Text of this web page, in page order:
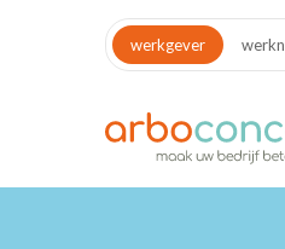
werkgever